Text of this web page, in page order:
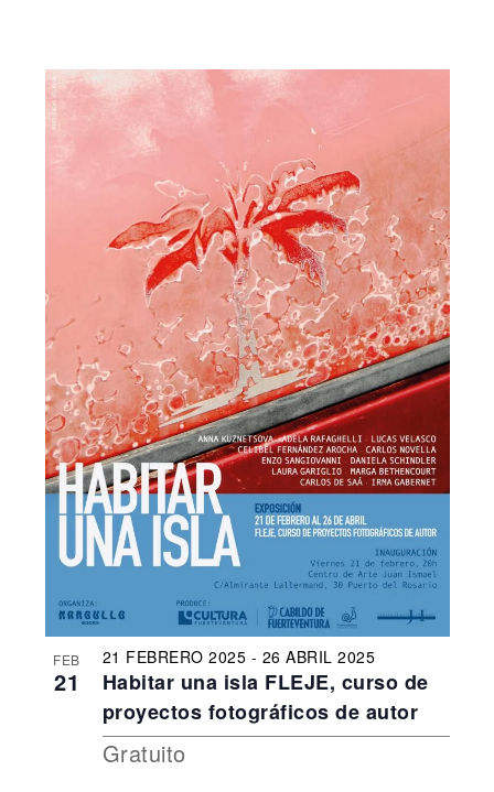
FEB
21
21 FEBRERO 2025 - 26 ABRIL 2025
Habitar una isla FLEJE, curso de
proyectos fotográficos de autor
Gratuito